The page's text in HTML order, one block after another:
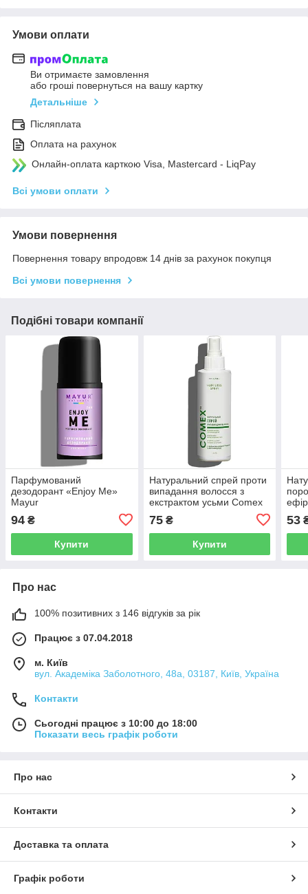
Умови оплати
Ви отримаєте замовлення
або гроші повернуться на вашу картку
Детальніше
Післяплата
Оплата на рахунок
Онлайн-оплата карткою Visa, Mastercard - LiqPay
Всі умови оплати
Умови повернення
Повернення товару впродовж 14 днів за рахунок покупця
Всі умови повернення
Подібні товари компанії
Парфумований
дезодорант «Enjoy Me»
Mayur
94 ₴
Купити
Натуральний спрей проти
випадання волосся з
екстрактом усьми Comex
75₴
Купити
53
Про нас
100% позитивних з 146 відгуків за рік
Працює з 07.04.2018
м. Київ
вул. Академіка Заболотного, 48а, 03187, Київ, Україна
Контакти
Сьогодні працює з 10:00 до 18:00
Показати весь графік роботи
Про нас
Контакти
Доставка та оплата
Графік роботи